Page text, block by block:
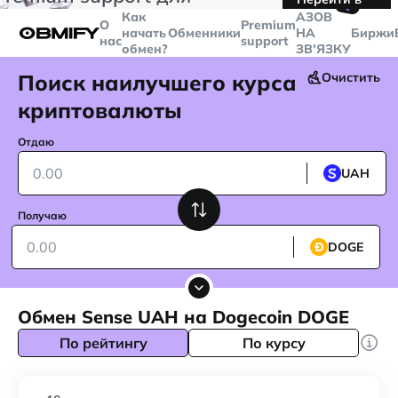
больше
$5000
Telegram
О
нас
Как
начать
обмен?
ОбменникиPremium
support
🤙
AЗОВ
НА
ЗВ'ЯЗКУ
Биржи
Поиск наилучшего курса
криптовалюты
Очистить
Отдаю
UAH
Получаю
DOGE
Обмен Sense UAH на Dogecoin DOGE
По рейтингу По курсу